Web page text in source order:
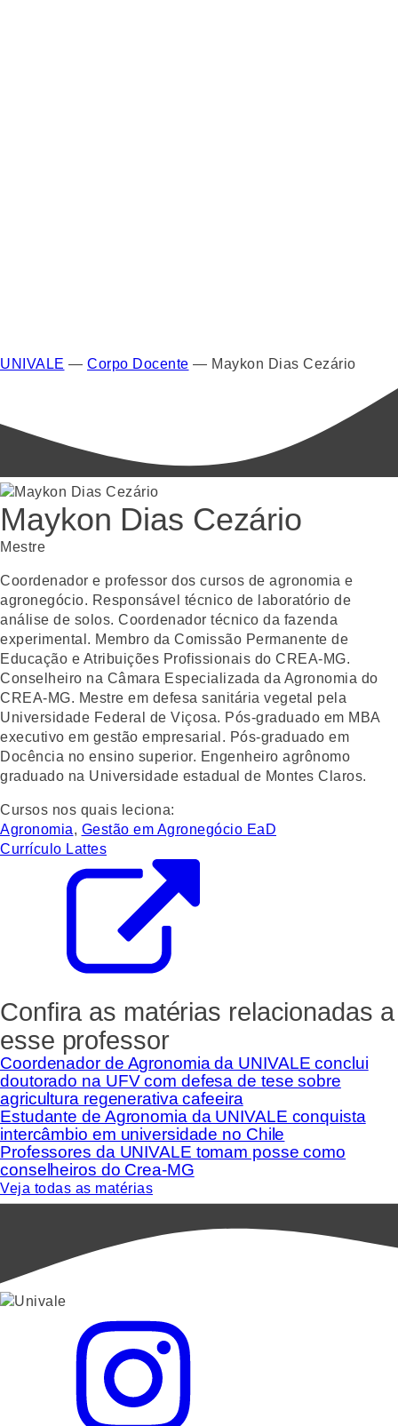
UNIVALE — Corpo Docente — Maykon Dias Cezário
Maykon Dias Cezário
Mestre
Coordenador e professor dos cursos de agronomia e
agronegócio. Responsável técnico de laboratório de
análise de solos. Coordenador técnico da fazenda
experimental. Membro da Comissão Permanente de
Educação e Atribuições Profissionais do CREA-MG.
Conselheiro na Câmara Especializada da Agronomia do
CREA-MG. Mestre em defesa sanitária vegetal pela
Universidade Federal de Viçosa. Pós-graduado em MBA
executivo em gestão empresarial. Pós-graduado em
Docência no ensino superior. Engenheiro agrônomo
graduado na Universidade estadual de Montes Claros.
Cursos nos quais leciona:
Agronomia, Gestão em Agronegócio EaD
Currículo Lattes
Confira as matérias relacionadas a
esse professor
Coordenador de Agronomia da UNIVALE conclui
doutorado na UFV com defesa de tese sobre
agricultura regenerativa cafeeira
Estudante de Agronomia da UNIVALE conquista
intercâmbio em universidade no Chile
Professores da UNIVALE tomam posse como
conselheiros do Crea-MG
Veja todas as matérias